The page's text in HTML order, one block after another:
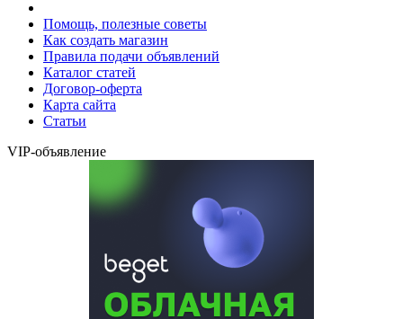
Помощь, полезные советы
Как создать магазин
Правила подачи объявлений
Каталог статей
Договор-оферта
Карта сайта
Статьи
VIP-объявление